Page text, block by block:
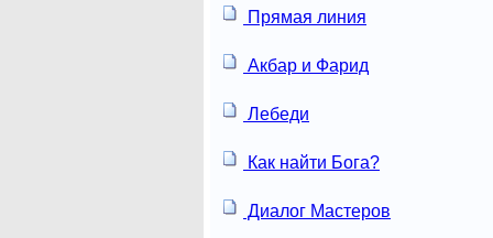
Прямая линия
Акбар и Фарид
Лебеди
Как найти Бога?
Диалог Мастеров